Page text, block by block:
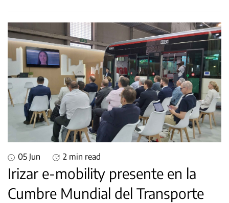
05 Jun 2 min read
Irizar e-mobility presente en la
Cumbre Mundial del Transporte